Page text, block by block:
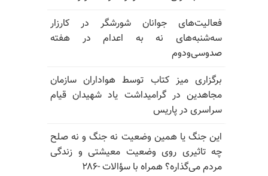
فعالیت‌های جوانان شورشگر در کارزار
سه‌شنبه‌های نه به اعدام در هفته
صدوسی‌و‌دوم
برگزاری میز کتاب توسط هواداران سازمان
مجاهدین در گرامیداشت یاد شهیدان قیام
سراسری در پاریس
این جنگ یا همین وضعیت نه جنگ و نه صلح
چه تاثیری روی وضعیت معیشتی و زندگی
مردم می‌گذاره؟ همراه با سؤالات -۲۸۶